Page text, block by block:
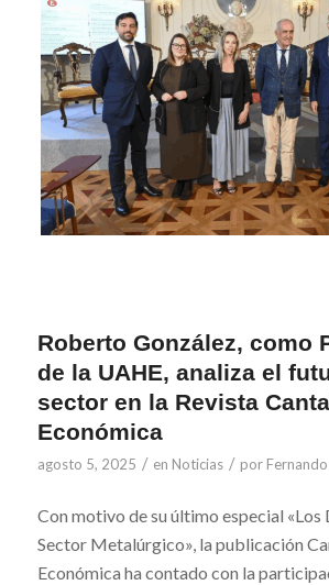
Roberto González, como
de la UAHE, analiza el
sector en la Revista
Económica
agosto 5, 2025 / en Noticias / por
Con motivo de su último especial «Los
Sector Metalúrgico», la publicación
Económica ha contado con la